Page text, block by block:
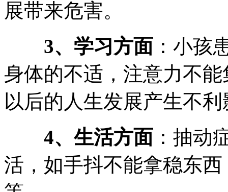
展带来危害。
3、学习方面 ：小孩
身体的不适，注意力不
以后的人生发展产生不
4、生活方面 ：抽动
活，如手抖不能拿稳东